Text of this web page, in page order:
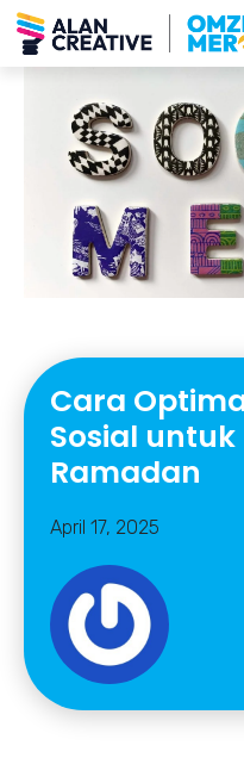
Cara
Sosial
Ramadan
April 17, 2025